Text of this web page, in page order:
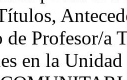
de Profesor/a
en la